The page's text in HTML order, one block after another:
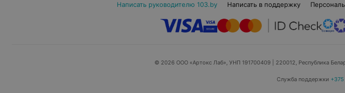
Написать руководителю 103.by
Написать в поддержку
© 2026 ООО «Артокс Лаб», УНП 191700409 | 220012, Республика
Служба поддержки